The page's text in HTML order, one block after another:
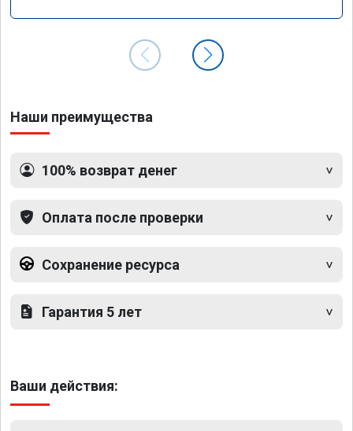
Наши преимущества
100% возврат денег
Оплата после проверки
Сохранение ресурса
Гарантия 5 лет
Ваши действия: